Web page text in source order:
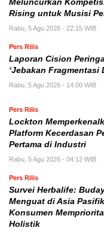
Meluncurkan
Rising untuk Musisi
Rabu, 5 Agu 2026 - 22:15 WIB
Pers Rilis
Laporan Cision
‘Jebakan Fragmentasi
Rabu, 5 Agu 2026 - 14:00 WIB
Pers Rilis
Lockton
Platform Kecerdasan
Pertama di Industri
Rabu, 5 Agu 2026 - 04:12 WIB
Pers Rilis
Survei Herbalife:
Menguat di Asia
Konsumen
Holistik